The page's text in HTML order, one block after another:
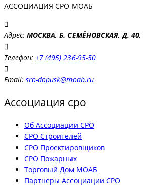
АССОЦИАЦИЯ СРО МОАБ
Адрес: МОСКВА, Б. СЕМЁНОВСКАЯ, Д. 40,
Телефон: +7 (495) 236-95-50
Email: sro-dopusk@moab.ru
Ассоциация сро
Об Ассоциации СРО
СРО Строителей
СРО Проектировщиков
СРО Пожарных
Торговый Дом МОАБ
Партнеры Ассоциации СРО